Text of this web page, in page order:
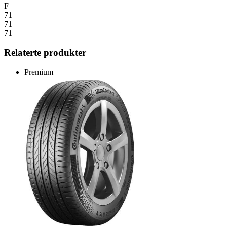
F
71
71
71
Relaterte produkter
Premium